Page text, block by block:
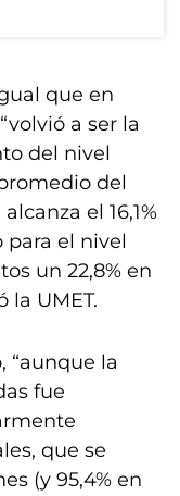
que en
a ser la
del nivel
del
el 16,1%
el nivel
un 22,8% en
la UMET.
“aunque la
fue
que se
(y 95,4% en